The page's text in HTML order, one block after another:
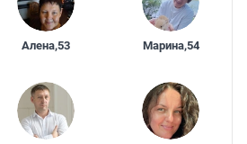
Алена,53 Марина,54